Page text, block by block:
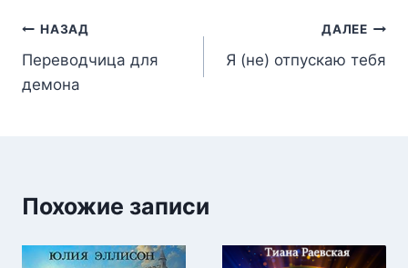
Навигация
по
записям
НАЗАД
Переводчица для
демона
ДАЛЕЕ
Я (не) отпускаю тебя
Похожие записи